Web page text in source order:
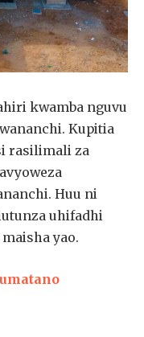
kwamba nguvu
Kupitia
rasilimali za
Huu ni
uhifadhi
yao.